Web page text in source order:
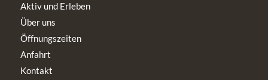
Aktiv und Erleben
Über uns
Öffnungszeiten
Anfahrt
Kontakt